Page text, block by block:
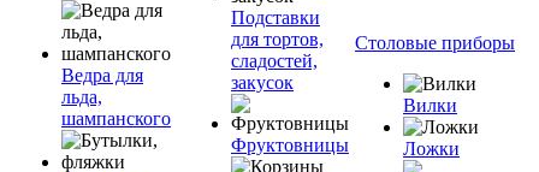
Ведра для
льда,
шампанского
Подставки
для тортов,
сладостей,
закусок
Фруктовницы
Столовые приборы
Вилки
Ложки